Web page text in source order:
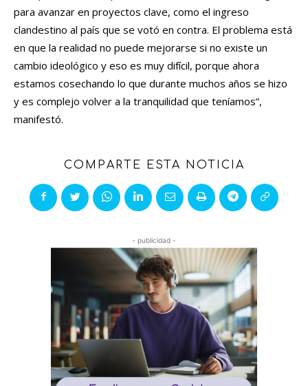
para avanzar en proyectos clave, como el ingreso
clandestino al país que se votó en contra. El problema está
en que la realidad no puede mejorarse si no existe un
cambio ideológico y eso es muy difícil, porque ahora
estamos cosechando lo que durante muchos años se hizo
y es complejo volver a la tranquilidad que teníamos”,
manifestó.
COMPARTE ESTA NOTICIA
- publicidad -